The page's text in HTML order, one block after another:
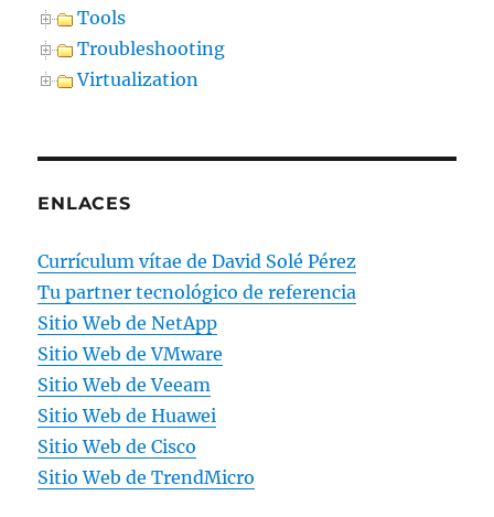
Tools
Troubleshooting
Virtualization
ENLACES
Currículum vítae de David Solé Pérez
Tu partner tecnológico de referencia
Sitio Web de NetApp
Sitio Web de VMware
Sitio Web de Veeam
Sitio Web de Huawei
Sitio Web de Cisco
Sitio Web de TrendMicro